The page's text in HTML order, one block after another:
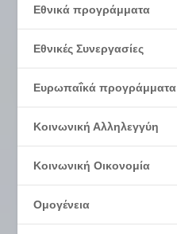
Εθνικά προγράμματα
Εθνικές Συνεργασίες
Ευρωπαΐκά προγράμματα
Κοινωνική Αλληλεγγύη
Κοινωνική Οικονομία
Ομογένεια